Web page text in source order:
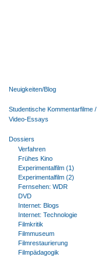
Neuigkeiten/Blog
Studentische Kommentarfilme /
Video-Essays
Dossiers
Verfahren
Frühes Kino
Experimentalfilm (1)
Experimentalfilm (2)
Fernsehen: WDR
DVD
Internet: Blogs
Internet: Technologie
Filmkritik
Filmmuseum
Filmrestaurierung
Filmpädagogik